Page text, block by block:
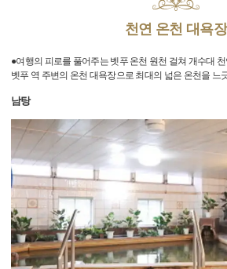
천연 온천 대욕장
●여행의 피로를 풀어주는 벳푸 온천 원천 걸쳐 개수대
벳푸 역 주변의 온천 대욕장으로 최대의 넓은 온천을 느
남탕